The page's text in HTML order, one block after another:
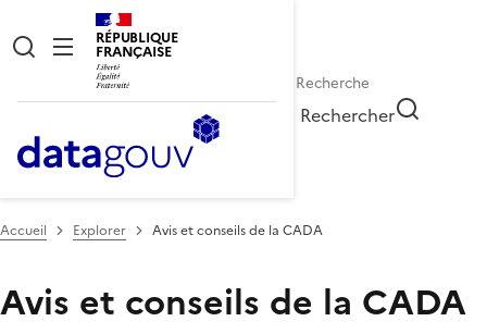
RÉPUBLIQUE
FRANÇAISE
Rechercher
Accueil Explorer Avis et conseils de la CADA
Avis et conseils de la CADA